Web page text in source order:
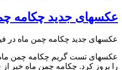
عکسهای جدید چکامه
عکسهای جدید چکامه چمن ماه در
عکسهای تست گریم چکامه چمن
را بروز کرد. چکامه چمن ماه خبر